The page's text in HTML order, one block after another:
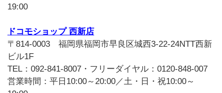
19:00
ドコモショップ 西新店
〒814-0003 福岡県福岡市早良区城西3-22-24NTT西新
ビル1F
TEL：092-841-8007・フリーダイヤル：0120-848-007
営業時間：平日10:00～20:00／土・日・祝10:00～